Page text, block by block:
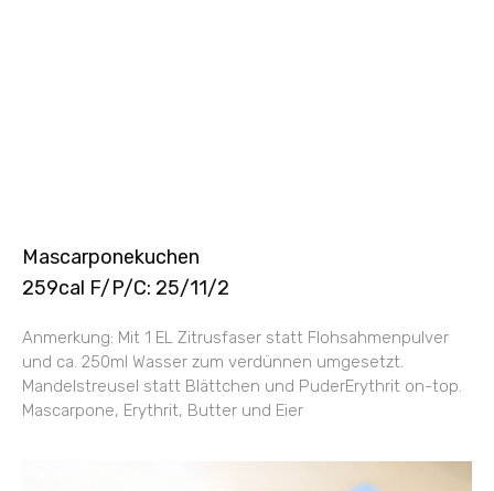
Mascarponekuchen
259cal F/P/C: 25/11/2
Anmerkung: Mit 1 EL Zitrusfaser statt Flohsahmenpulver
und ca. 250ml Wasser zum verdünnen umgesetzt.
Mandelstreusel statt Blättchen und PuderErythrit on-top.
Mascarpone, Erythrit, Butter und Eier